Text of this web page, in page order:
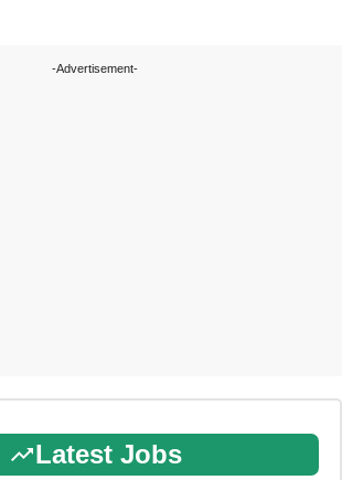
-Advertisement-
Latest Jobs